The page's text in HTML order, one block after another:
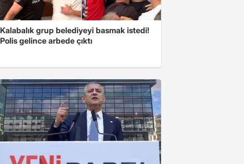
Kalabalık grup belediyeyi basmak istedi!
Polis gelince arbede çıktı